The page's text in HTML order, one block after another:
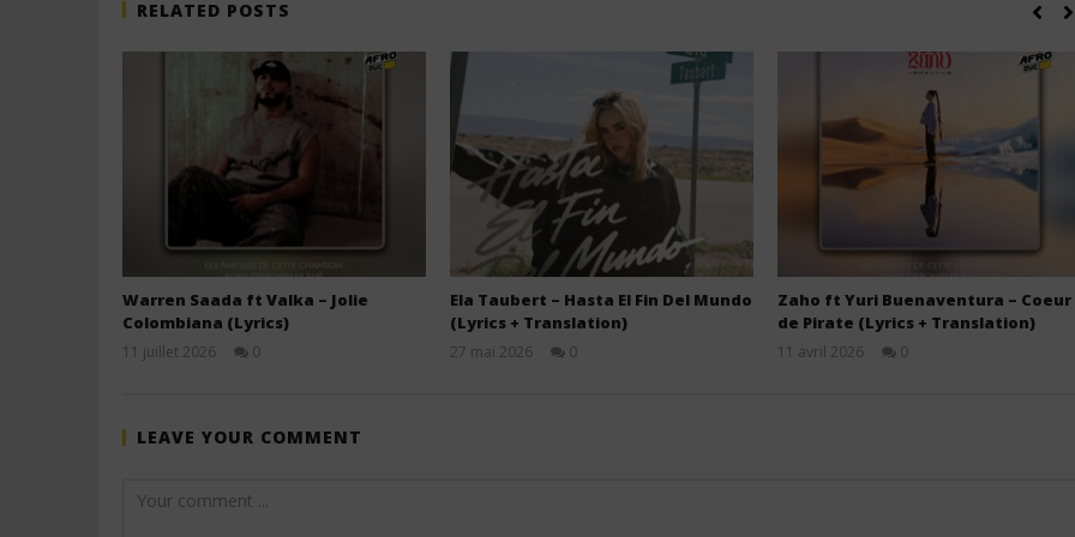
RELATED POSTS
Warren Saada ft Valka – Jolie
Colombiana (Lyrics)
11 juillet 2026
0
Ela Taubert – Hasta El Fin Del Mundo
(Lyrics + Translation)
27 mai 2026
0
Zaho ft Yuri Buenaventura – Coeur
de Pirate (Lyrics + Translation)
11 avril 2026
0
LEAVE YOUR COMMENT